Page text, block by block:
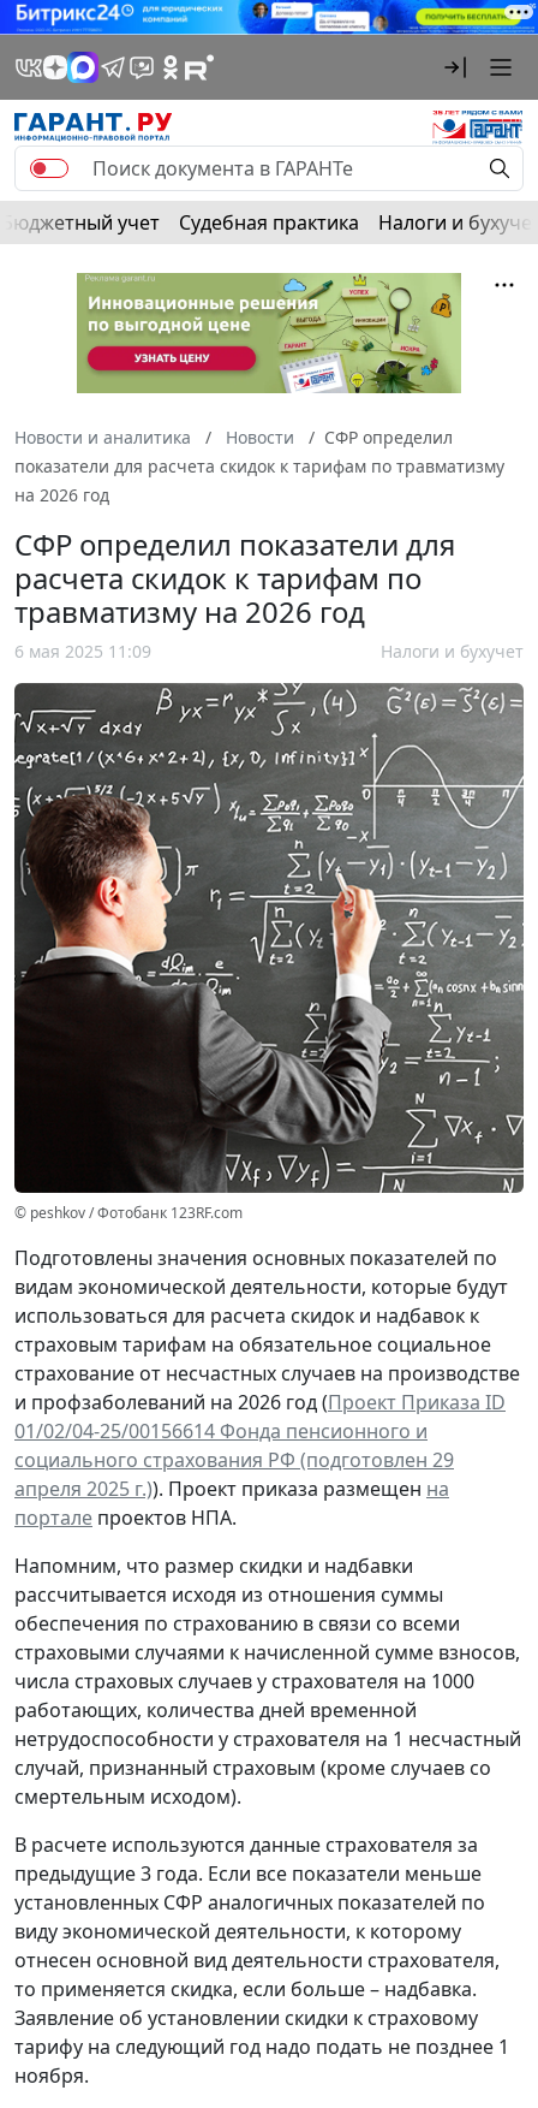
Бюджетный учет Судебная практика Налоги и
Новости и аналитика Новости
СФР определил
показатели для расчета скидок к тарифам по травматизму
на 2026 год
СФР определил показатели для
расчета скидок к тарифам по
травматизму на 2026 год
6 мая 2025 11:09 Налоги и бухучет
© peshkov / Фотобанк 123RF.com
Подготовлены значения основных показателей по
видам экономической деятельности, которые будут
использоваться для расчета скидок и надбавок к
страховым тарифам на обязательное социальное
страхование от несчастных случаев на производстве
и профзаболеваний на 2026 год (Проект Приказа ID
01/02/04-25/00156614 Фонда пенсионного и
социального страхования РФ (подготовлен 29
апреля 2025 г.)). Проект приказа размещен на
портале проектов НПА.
Напомним, что размер скидки и надбавки
рассчитывается исходя из отношения суммы
обеспечения по страхованию в связи со всеми
страховыми случаями к начисленной сумме взносов,
числа страховых случаев у страхователя на 1000
работающих, количества дней временной
нетрудоспособности у страхователя на 1 несчастный
случай, признанный страховым (кроме случаев со
смертельным исходом).
В расчете используются данные страхователя за
предыдущие 3 года. Если все показатели меньше
установленных СФР аналогичных показателей по
виду экономической деятельности, к которому
отнесен основной вид деятельности страхователя,
то применяется скидка, если больше – надбавка.
Заявление об установлении скидки к страховому
тарифу на следующий год надо подать не позднее 1
ноября.